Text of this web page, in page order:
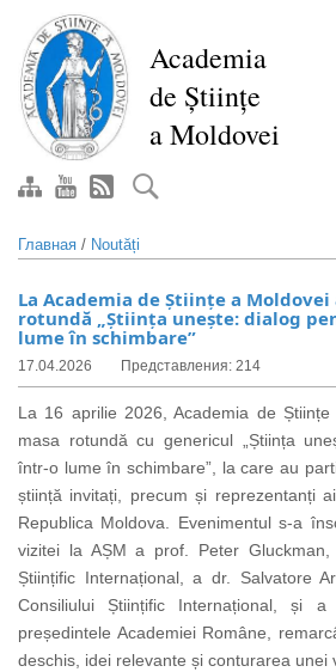
Перейти
основному
содержанию
Academia
de Științe
a Moldovei
Главная / Noutăți
La Academia de Științe a Moldovei
rotundă „Știința unește: dialog
lume în schimbare”
17.04.2026 Представления: 214
La 16 aprilie 2026, Academia de
masa rotundă cu genericul „Știința
într-o lume în schimbare”, la care au
știință invitați, precum și reprezentanți
Republica Moldova. Evenimentul s-a
vizitei la AȘM a prof. Peter Gluckman,
Științific Internațional, a dr. Salvatore
Consiliului Științific Internațional, și a
președintele Academiei Române,
deschis, idei relevante și conturarea unei